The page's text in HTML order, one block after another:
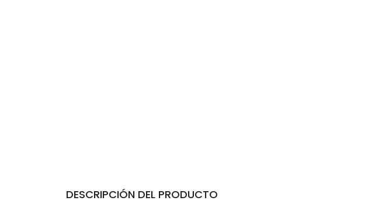
DESCRIPCIÓN DEL PRODUCTO